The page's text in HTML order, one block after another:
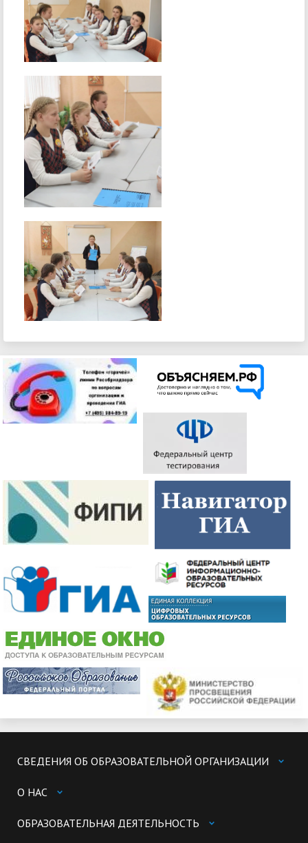
СВЕДЕНИЯ ОБ ОБРАЗОВАТЕЛЬНОЙ ОРГАНИЗАЦИИ
О НАС
ОБРАЗОВАТЕЛЬНАЯ ДЕЯТЕЛЬНОСТЬ